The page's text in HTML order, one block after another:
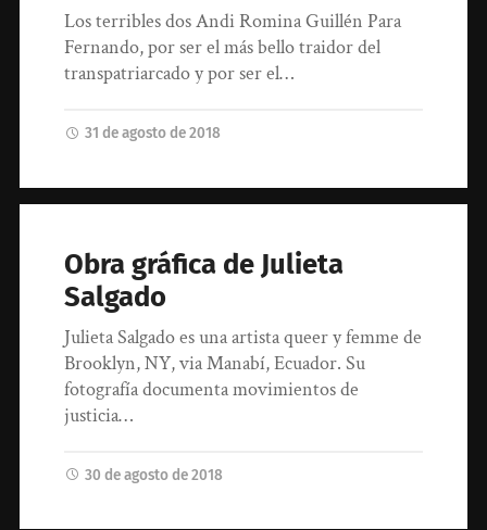
Los terribles dos Andi Romina Guillén Para
Fernando, por ser el más bello traidor del
transpatriarcado y por ser el…
31 de agosto de 2018
Obra gráfica de Julieta
Salgado
Julieta Salgado es una artista queer y femme de
Brooklyn, NY, via Manabí, Ecuador. Su
fotografía documenta movimientos de
justicia…
30 de agosto de 2018